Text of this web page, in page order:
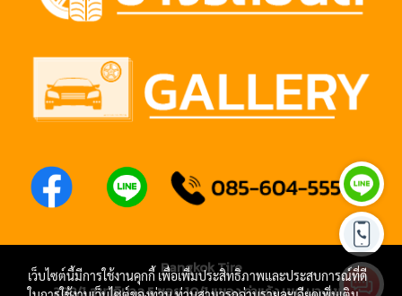
Bangkok Tire
288/1 สุขาภิบาล 5 ซอย 10/1 แขวง ท่าแร้ง เขต บางเขน
เว็บไซต์นี้มีการใช้งานคุกกี้ เพื่อเพิ่มประสิทธิภาพและประสบการณ์ที่ดี